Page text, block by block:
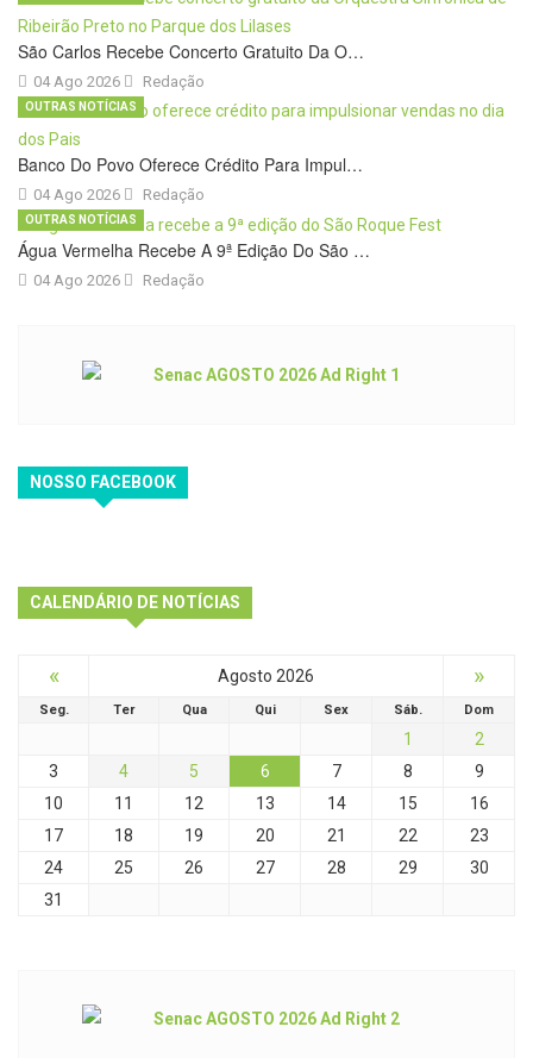
São Carlos Recebe Concerto Gratuito Da O…
04 Ago 2026 Redação
Banco Do Povo Oferece Crédito Para Impul…
04 Ago 2026
OUTRAS NOTÍCIAS
Redação
Água Vermelha Recebe A 9ª Edição Do São …
04 Ago 2026
OUTRAS NOTÍCIAS
Redação
NOSSO FACEBOOK
CALENDÁRIO DE NOTÍCIAS
« Agosto 2026 »
Seg. Ter Qua Qui Sex Sáb. Dom
1
2
3
4 5 6 7 8
9
10
11 12 13 14 15
16
17
18 19 20 21 22
23
24
25 26 27 28 29
30
31